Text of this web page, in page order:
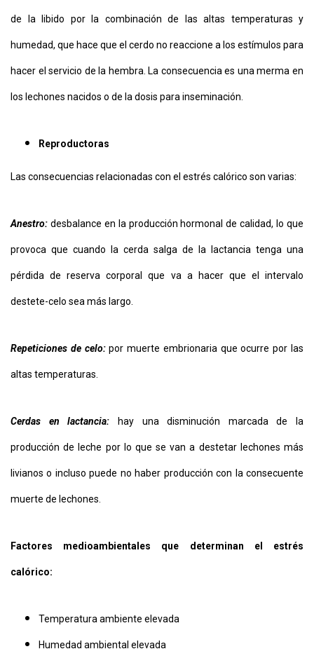
de la libido por la combinación de las altas temperaturas y
humedad, que hace que el cerdo no reaccione a los estímulos para
hacer el servicio de la hembra. La consecuencia es una merma en
los lechones nacidos o de la dosis para inseminación.
Reproductoras
Las consecuencias relacionadas con el estrés calórico son varias:
Anestro: desbalance en la producción hormonal de calidad, lo que
provoca que cuando la cerda salga de la lactancia tenga una
pérdida de reserva corporal que va a hacer que el intervalo
destete-celo sea más largo.
Repeticiones de celo:por muerte embrionaria que ocurre por las
altas temperaturas.
Cerdas en lactancia: hay una disminución marcada de la
producción de leche por lo que se van a destetar lechones más
livianos o incluso puede no haber producción con la consecuente
muerte de lechones.
Factores medioambientales que determinan el estrés
calórico:
Temperatura ambiente elevada
Humedad ambiental elevada